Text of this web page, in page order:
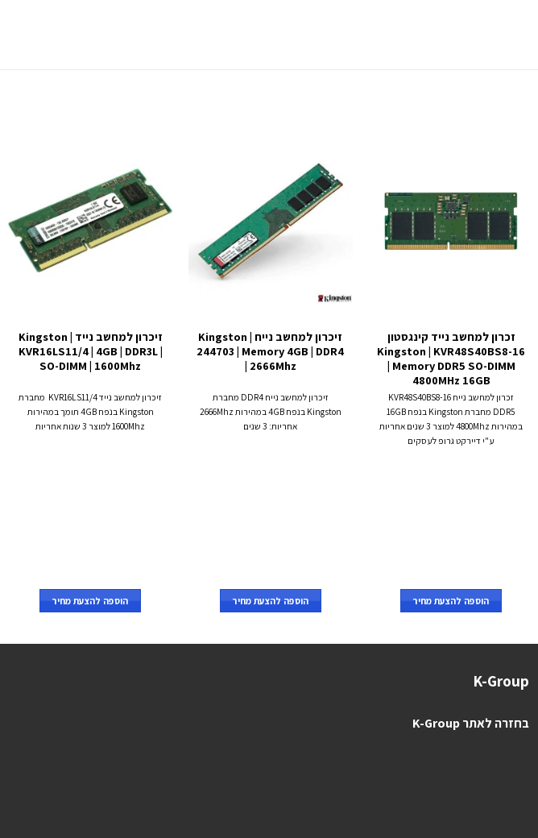
זכרון למחשב נייד קינגסטון
Kingston | KVR48S40BS8-16
| Memory DDR5 SO-DIMM
4800MHz 16GB
זכרון למחשב נייח KVR48S40BS8-16
DDR5 מחברת Kingston בנפח 16GB
במהירות 4800Mhz למוצר 3 שנים אחריות
ע"י דיירקט גרופ לעסקים
הוספה להצעת מחיר
זיכרון למחשב נייח Kingston |
244703 | Memory 4GB | DDR4
| 2666Mhz
זיכרון למחשב נייח DDR4 מחברת
Kingston בנפח 4GB במהירות 2666Mhz
אחריות: 3 שנים
הוספה להצעת מחיר
זיכרון למחשב נייד Kingston |
KVR16LS11/4 | 4GB | DDR3L |
SO-DIMM | 1600Mhz
זיכרון למחשב נייד KVR16LS11/4 מחברת
Kingston בנפח 4GB תומך במהירות
1600Mhz למוצר 3 שנות אחריות
הוספה להצעת מחיר
K-Group
בחזרה לאתר K-Group